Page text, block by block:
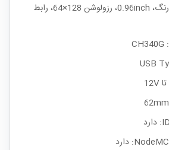
نمایشگر OLED: دو رنگ، 0.96inch، رزولوشن 128×64، رابط